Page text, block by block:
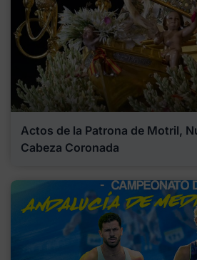
Actos de la Patrona de Motril,
Cabeza Coronada